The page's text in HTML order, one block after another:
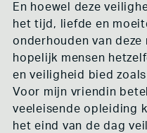
En hoewel deze
het tijd, liefde en
onderhouden van
hopelijk mensen
en veiligheid bied
Voor mijn vriendin
veeleisende opleiding
het eind van de dag